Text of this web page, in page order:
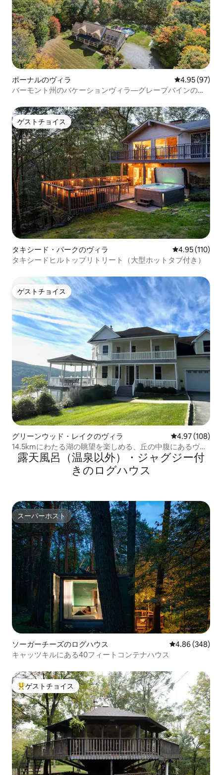
ポーナルのヴィラ レビュー97
4.95 (97)
バーモント州のバケーションヴィラ—グレープバインの休
ゲストチョイス
ゲストチョイス
タキシード・パークのヴィラ レビュー110
4.95 (110)
タキシードヒルトップリトリート（大型ホットタブ付き）
ゲストチョイス
ゲストチョイス
グリーンウッド・レイクのヴィラ レビュー108
4.97 (108)
14.5kmにわたる湖の眺望を楽しめる、丘の中腹にあるヴィ
ラ露天風呂（温泉以外）・ジャグジー付
きのログハウス
スーパーホスト
スーパーホスト
ソーガーチーズのログハウス レビュー348
4.86 (348)
キャッツキルにある40フィートコンテナハウス
大好評のゲストチョイスです。
ゲストチョイス